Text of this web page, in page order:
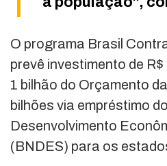
O programa Brasil
prevê investimento de
1 bilhão do Orçamento
bilhões via empréstimo
Desenvolvimento
(BNDES) para os